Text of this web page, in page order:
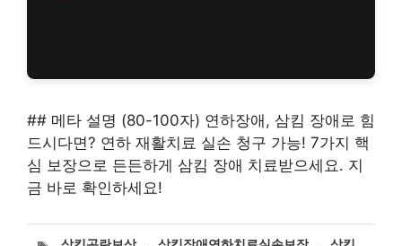
## 메타 설명 (80-100자) 연하장애, 삼킴 장애로 힘
드시다면? 연하 재활치료 실손 청구 가능! 7가지 핵
심 보장으로 든든하게 삼킴 장애 치료받으세요. 지
금 바로 확인하세요!
태